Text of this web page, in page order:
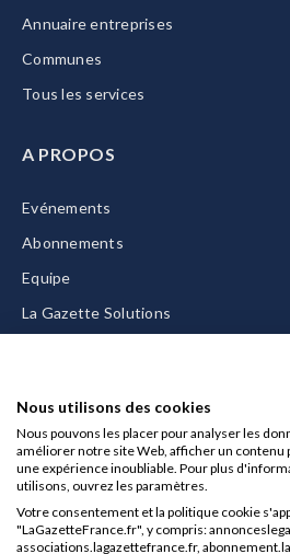
Annuaire entreprises
Communes
Tous les services
A PROPOS
Evénements
Abonnements
Equipe
La Gazette Solutions
Mentions légales
CGU/CGV
Données personnelles
Nous utilisons des cookies
Nous pouvons les placer pour analyser les
améliorer notre site Web, afficher un contenu
une expérience inoubliable. Pour plus
utilisons, ouvrez les paramètres.
Votre consentement et la politique cookie
"LaGazetteFrance.fr", y compris:
associations.lagazettefrance.fr,